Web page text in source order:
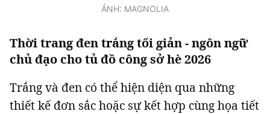
ẢNH: MAGNOLIA
Thời trang đen trắng tối giản - ngôn ngữ
chủ đạo cho tủ đồ công sở hè 2026
Trắng và đen có thể hiện diện qua những
thiết kế đơn sắc hoặc sự kết hợp cùng họa tiết